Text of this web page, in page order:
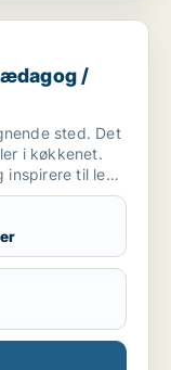
voksenunderviser
/
sted. Det
i køkkenet.
inspirere til leg
..og
har jeg